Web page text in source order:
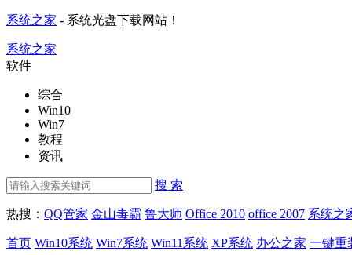
系统之家 - 系统光盘下载网站！
系统之家
软件
综合
Win10
Win7
教程
资讯
搜 索
热搜： QQ管家 金山毒霸 鲁大师 Office 2010 office 2007 系统之
首页 Win10系统 Win7系统 Win11系统 XP系统 办公之家 一键重